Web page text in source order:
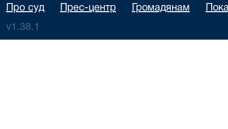
Про суд Прес-центр Громадянам
v1.38.1